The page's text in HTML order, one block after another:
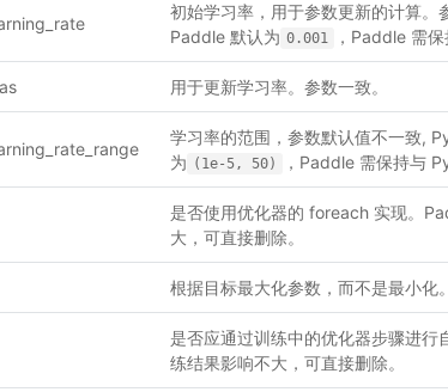
初始学习率，用于参数更新的计算
Paddle 默认为 0.001 ，Paddle 需
用于更新学习率。参数一致。
学习率的范围，参数默认值不一致,
为 (1e-5, 50) ，Paddle 需保持与
是否使用优化器的 foreach 实现。
大，可直接删除。
根据目标最大化参数，而不是最小化
是否应通过训练中的优化器步骤进
练结果影响不大，可直接删除。